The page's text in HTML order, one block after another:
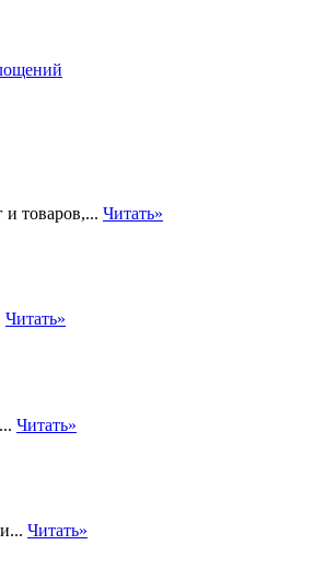
и товаров,... Читать»
Читать»
Читать»
Читать»